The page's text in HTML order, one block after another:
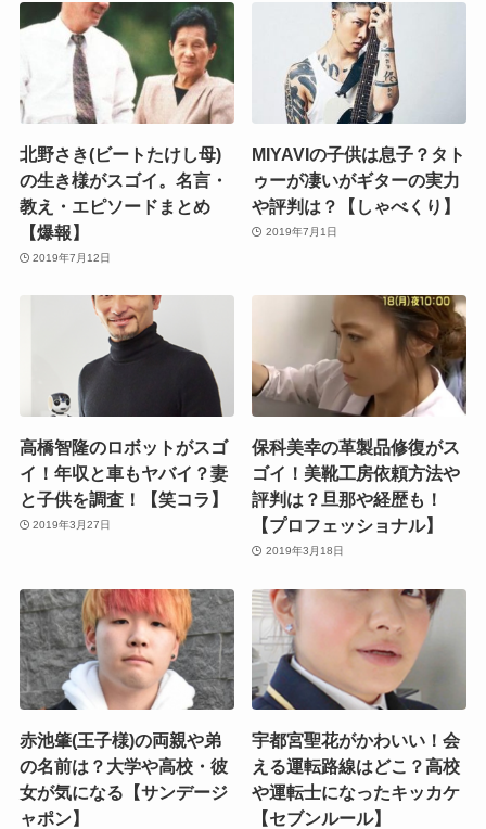
北野さき(ビートたけし母)
の生き様がスゴイ。名言・
教え・エピソードまとめ
【爆報】
2019年7月12日
MIYAVIの子供は息子？タト
ゥーが凄いがギターの実力
や評判は？【しゃべくり】
2019年7月1日
高橋智隆のロボットがスゴ
イ！年収と車もヤバイ？妻
と子供を調査！【笑コラ】
2019年3月27日
保科美幸の革製品修復がス
ゴイ！美靴工房依頼方法や
評判は？旦那や経歴も！
【プロフェッショナル】
2019年3月18日
赤池肇(王子様)の両親や弟
の名前は？大学や高校・彼
女が気になる【サンデージ
ャポン】
宇都宮聖花がかわいい！会
える運転路線はどこ？高校
や運転士になったキッカケ
【セブンルール】